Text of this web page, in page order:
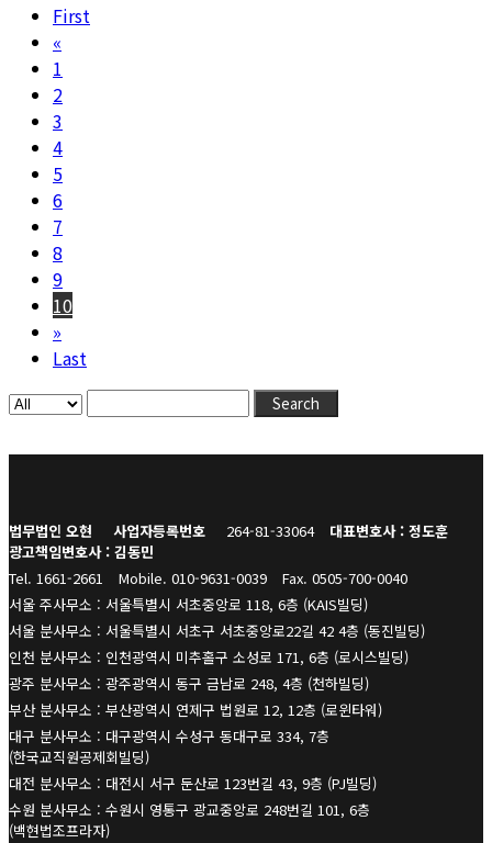
First
«
1
2
3
4
5
6
7
8
9
10
»
Last
Search
법무법인 오현 사업자등록번호 264-81-33064
대표변호사 : 정도훈
광고책임변호사 : 김동민
Tel. 1661-2661
Mobile. 010-9631-0039
Fax. 0505-700-0040
서울 주사무소 : 서울특별시 서초중앙로 118, 6층 (KAIS빌딩)
서울 분사무소 : 서울특별시 서초구 서초중앙로22길 42 4층 (동진빌딩)
인천 분사무소 : 인천광역시 미추홀구 소성로 171, 6층 (로시스빌딩)
광주 분사무소 : 광주광역시 동구 금남로 248, 4층 (천하빌딩)
부산 분사무소 : 부산광역시 연제구 법원로 12, 12층 (로윈타워)
대구 분사무소 : 대구광역시 수성구 동대구로 334, 7층
(한국교직원공제회빌딩)
대전 분사무소 : 대전시 서구 둔산로 123번길 43, 9층 (PJ빌딩)
수원 분사무소 : 수원시 영통구 광교중앙로 248번길 101, 6층
(백현법조프라자)